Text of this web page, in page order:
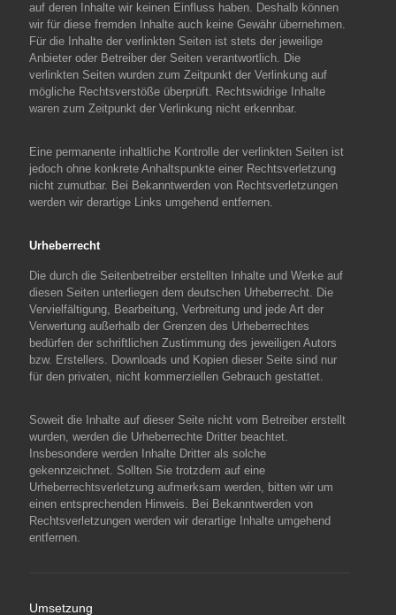
auf deren Inhalte wir keinen Einfluss haben. Deshalb können
wir für diese fremden Inhalte auch keine Gewähr übernehmen.
Für die Inhalte der verlinkten Seiten ist stets der jeweilige
Anbieter oder Betreiber der Seiten verantwortlich. Die
verlinkten Seiten wurden zum Zeitpunkt der Verlinkung auf
mögliche Rechtsverstöße überprüft. Rechtswidrige Inhalte
waren zum Zeitpunkt der Verlinkung nicht erkennbar.
Eine permanente inhaltliche Kontrolle der verlinkten Seiten ist
jedoch ohne konkrete Anhaltspunkte einer Rechtsverletzung
nicht zumutbar. Bei Bekanntwerden von Rechtsverletzungen
werden wir derartige Links umgehend entfernen.
Urheberrecht
Die durch die Seitenbetreiber erstellten Inhalte und Werke auf
diesen Seiten unterliegen dem deutschen Urheberrecht. Die
Vervielfältigung, Bearbeitung, Verbreitung und jede Art der
Verwertung außerhalb der Grenzen des Urheberrechtes
bedürfen der schriftlichen Zustimmung des jeweiligen Autors
bzw. Erstellers. Downloads und Kopien dieser Seite sind nur
für den privaten, nicht kommerziellen Gebrauch gestattet.
Soweit die Inhalte auf dieser Seite nicht vom Betreiber erstellt
wurden, werden die Urheberrechte Dritter beachtet.
Insbesondere werden Inhalte Dritter als solche
gekennzeichnet. Sollten Sie trotzdem auf eine
Urheberrechtsverletzung aufmerksam werden, bitten wir um
einen entsprechenden Hinweis. Bei Bekanntwerden von
Rechtsverletzungen werden wir derartige Inhalte umgehend
entfernen.
Umsetzung